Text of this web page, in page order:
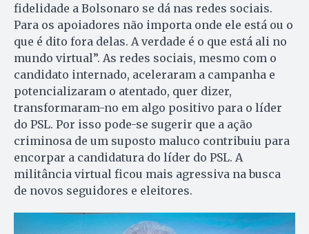
fidelidade a Bolsonaro se dá nas redes sociais.
Para os apoiadores não importa onde ele está ou o
que é dito fora delas. A verdade é o que está ali no
mundo virtual”. As redes sociais, mesmo com o
candidato internado, aceleraram a campanha e
potencializaram o atentado, quer dizer,
transformaram-no em algo positivo para o líder
do PSL. Por isso pode-se sugerir que a ação
criminosa de um suposto maluco contribuiu para
encorpar a candidatura do líder do PSL. A
militância virtual ficou mais agressiva na busca
de novos seguidores e eleitores.